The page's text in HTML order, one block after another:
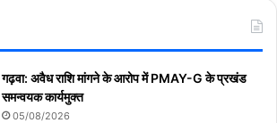
गढ़वा: अवैध राशि मांगने के आरोप में PMAY-G के प्रखंड
समन्वयक कार्यमुक्त
05/08/2026